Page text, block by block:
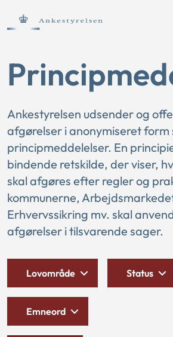
Ankestyrelsen udsender og
afgørelser i anonymiseret form
principmeddelelser. En
bindende retskilde, der viser,
skal afgøres efter regler og
kommunerne,
Erhvervssikring mv. skal
afgørelser i tilsvarende sager.
Lovområde Status
Emneord